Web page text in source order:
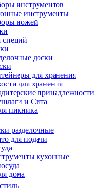
инструментов
инструменты
ножей
специй
доски
для хранения
для хранения
принадлежности
и Сита
пикника
разделочные
для подачи
кухонные
дома